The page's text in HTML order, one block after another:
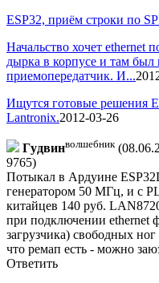
ESP32, приём строки по
Начальство хочет ethernet
дырка в корпусе и там
приемопередатчик. И...
Ищутся готовые решения
Lantronix.2012-03-26
Гyдвинволшебник
9765)
Потыкал в Ардуине
генератором 50 МГц, и с
китайцев 140 руб.
при подключении ethernet
загрузчика) свободных
что ремап есть - можно
Ответить